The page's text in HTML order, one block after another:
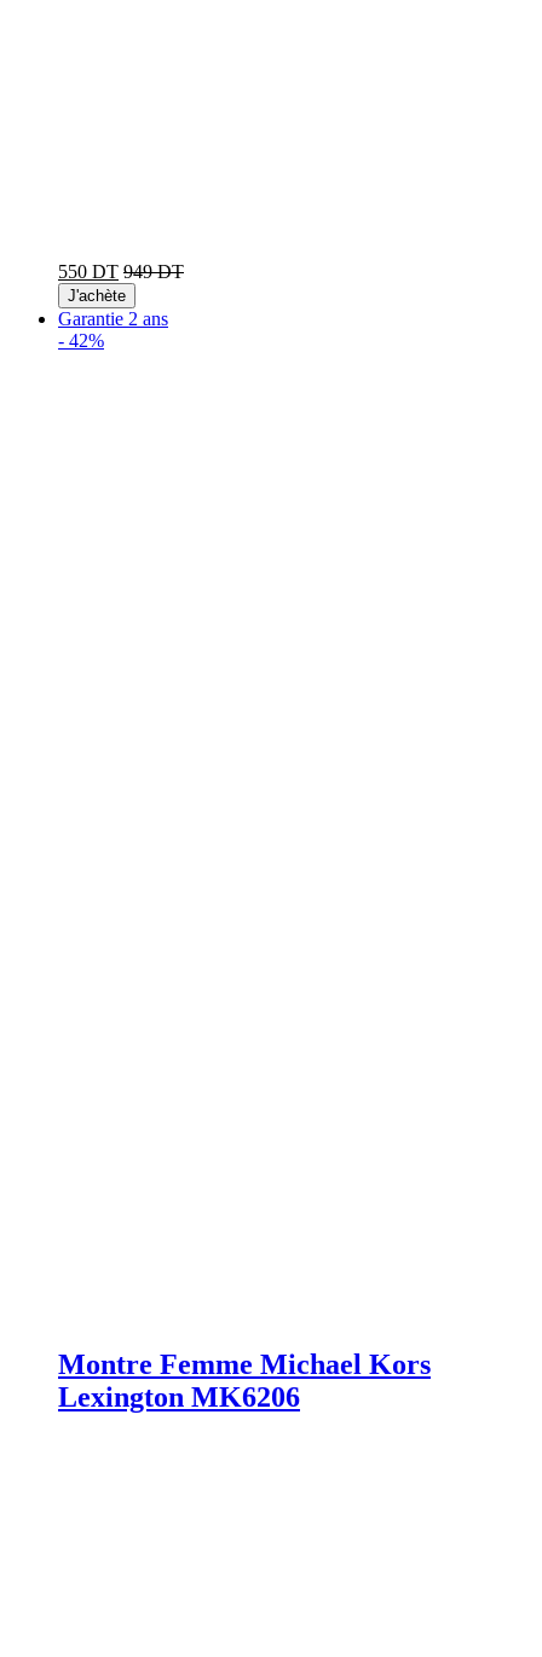
550 DT 949 DT
J'achète
Garantie 2 ans
- 42%
Montre Femme Michael Kors
Lexington MK6206